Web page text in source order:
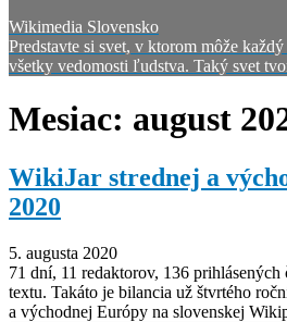
Wikimedia Slovensko
Predstavte si svet, v ktorom môže
všetky vedomosti ľudstva. Taký svet
Mesiac: august
WikiJar strednej a
2020
5. augusta 2020
71 dní, 11 redaktorov, 136 prihlásených
textu. Takáto je bilancia už štvrtého
a východnej Európy na slovenskej